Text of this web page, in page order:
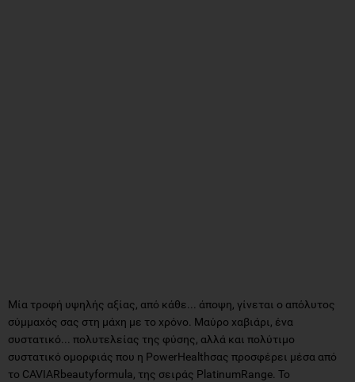
Μία τροφή υψηλής αξίας, από κάθε... άποψη, γίνεται ο απόλυτος
σύμμαχός σας στη μάχη με το χρόνο. Μαύρο χαβιάρι, ένα
συστατικό... πολυτελείας της φύσης, αλλά και πολύτιμο
συστατικό ομορφιάς που η PowerHealthσας προσφέρει μέσα από
το CAVIARbeautyformula, της σειράς PlatinumRange. Το